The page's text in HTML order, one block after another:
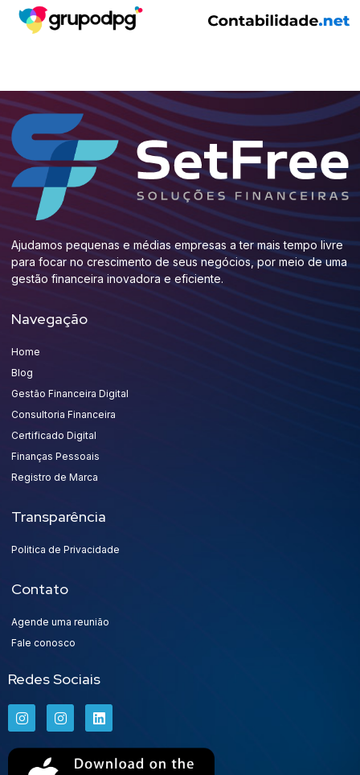
Ajudamos pequenas e médias empresas a ter mais tempo livre
para focar no crescimento de seus negócios, por meio de uma
gestão financeira inovadora e eficiente.
Navegação
Home
Blog
Gestão Financeira Digital
Consultoria Financeira
Certificado Digital
Finanças Pessoais
Registro de Marca
Transparência
Politica de Privacidade
Contato
Agende uma reunião
Fale conosco
Redes Sociais